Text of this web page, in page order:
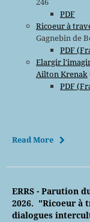
PDF
Ricoeur à
Gagnebin de
PDF
Elargir
Ailton Krenak
PDF
Read More
ERRS - Parution
2026. "Ricoeur à
dialogues